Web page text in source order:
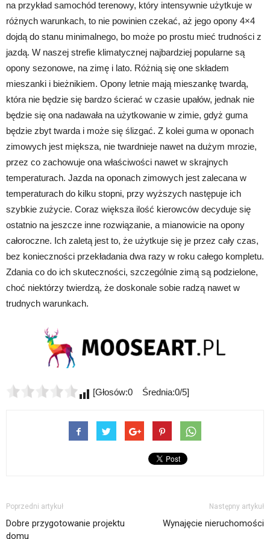
na przykład samochód terenowy, który intensywnie użytkuje w
różnych warunkach, to nie powinien czekać, aż jego opony 4×4
dojdą do stanu minimalnego, bo może po prostu mieć trudności z
jazdą. W naszej strefie klimatycznej najbardziej popularne są
opony sezonowe, na zimę i lato. Różnią się one składem
mieszanki i bieżnikiem. Opony letnie mają mieszankę twardą,
która nie będzie się bardzo ścierać w czasie upałów, jednak nie
będzie się ona nadawała na użytkowanie w zimie, gdyż guma
będzie zbyt twarda i może się ślizgać. Z kolei guma w oponach
zimowych jest miększa, nie twardnieje nawet na dużym mrozie,
przez co zachowuje ona właściwości nawet w skrajnych
temperaturach. Jazda na oponach zimowych jest zalecana w
temperaturach do kilku stopni, przy wyższych następuje ich
szybkie zużycie. Coraz większa ilość kierowców decyduje się
ostatnio na jeszcze inne rozwiązanie, a mianowicie na opony
całoroczne. Ich zaletą jest to, że użytkuje się je przez cały czas,
bez konieczności przekładania dwa razy w roku całego kompletu.
Zdania co do ich skuteczności, szczególnie zimą są podzielone,
choć niektórzy twierdzą, że doskonale sobie radzą nawet w
trudnych warunkach.
[Głosów:0 Średnia:0/5]
Poprzedni artykuł
Dobre przygotowanie projektu
domu
Następny artykuł
Wynajęcie nieruchomości